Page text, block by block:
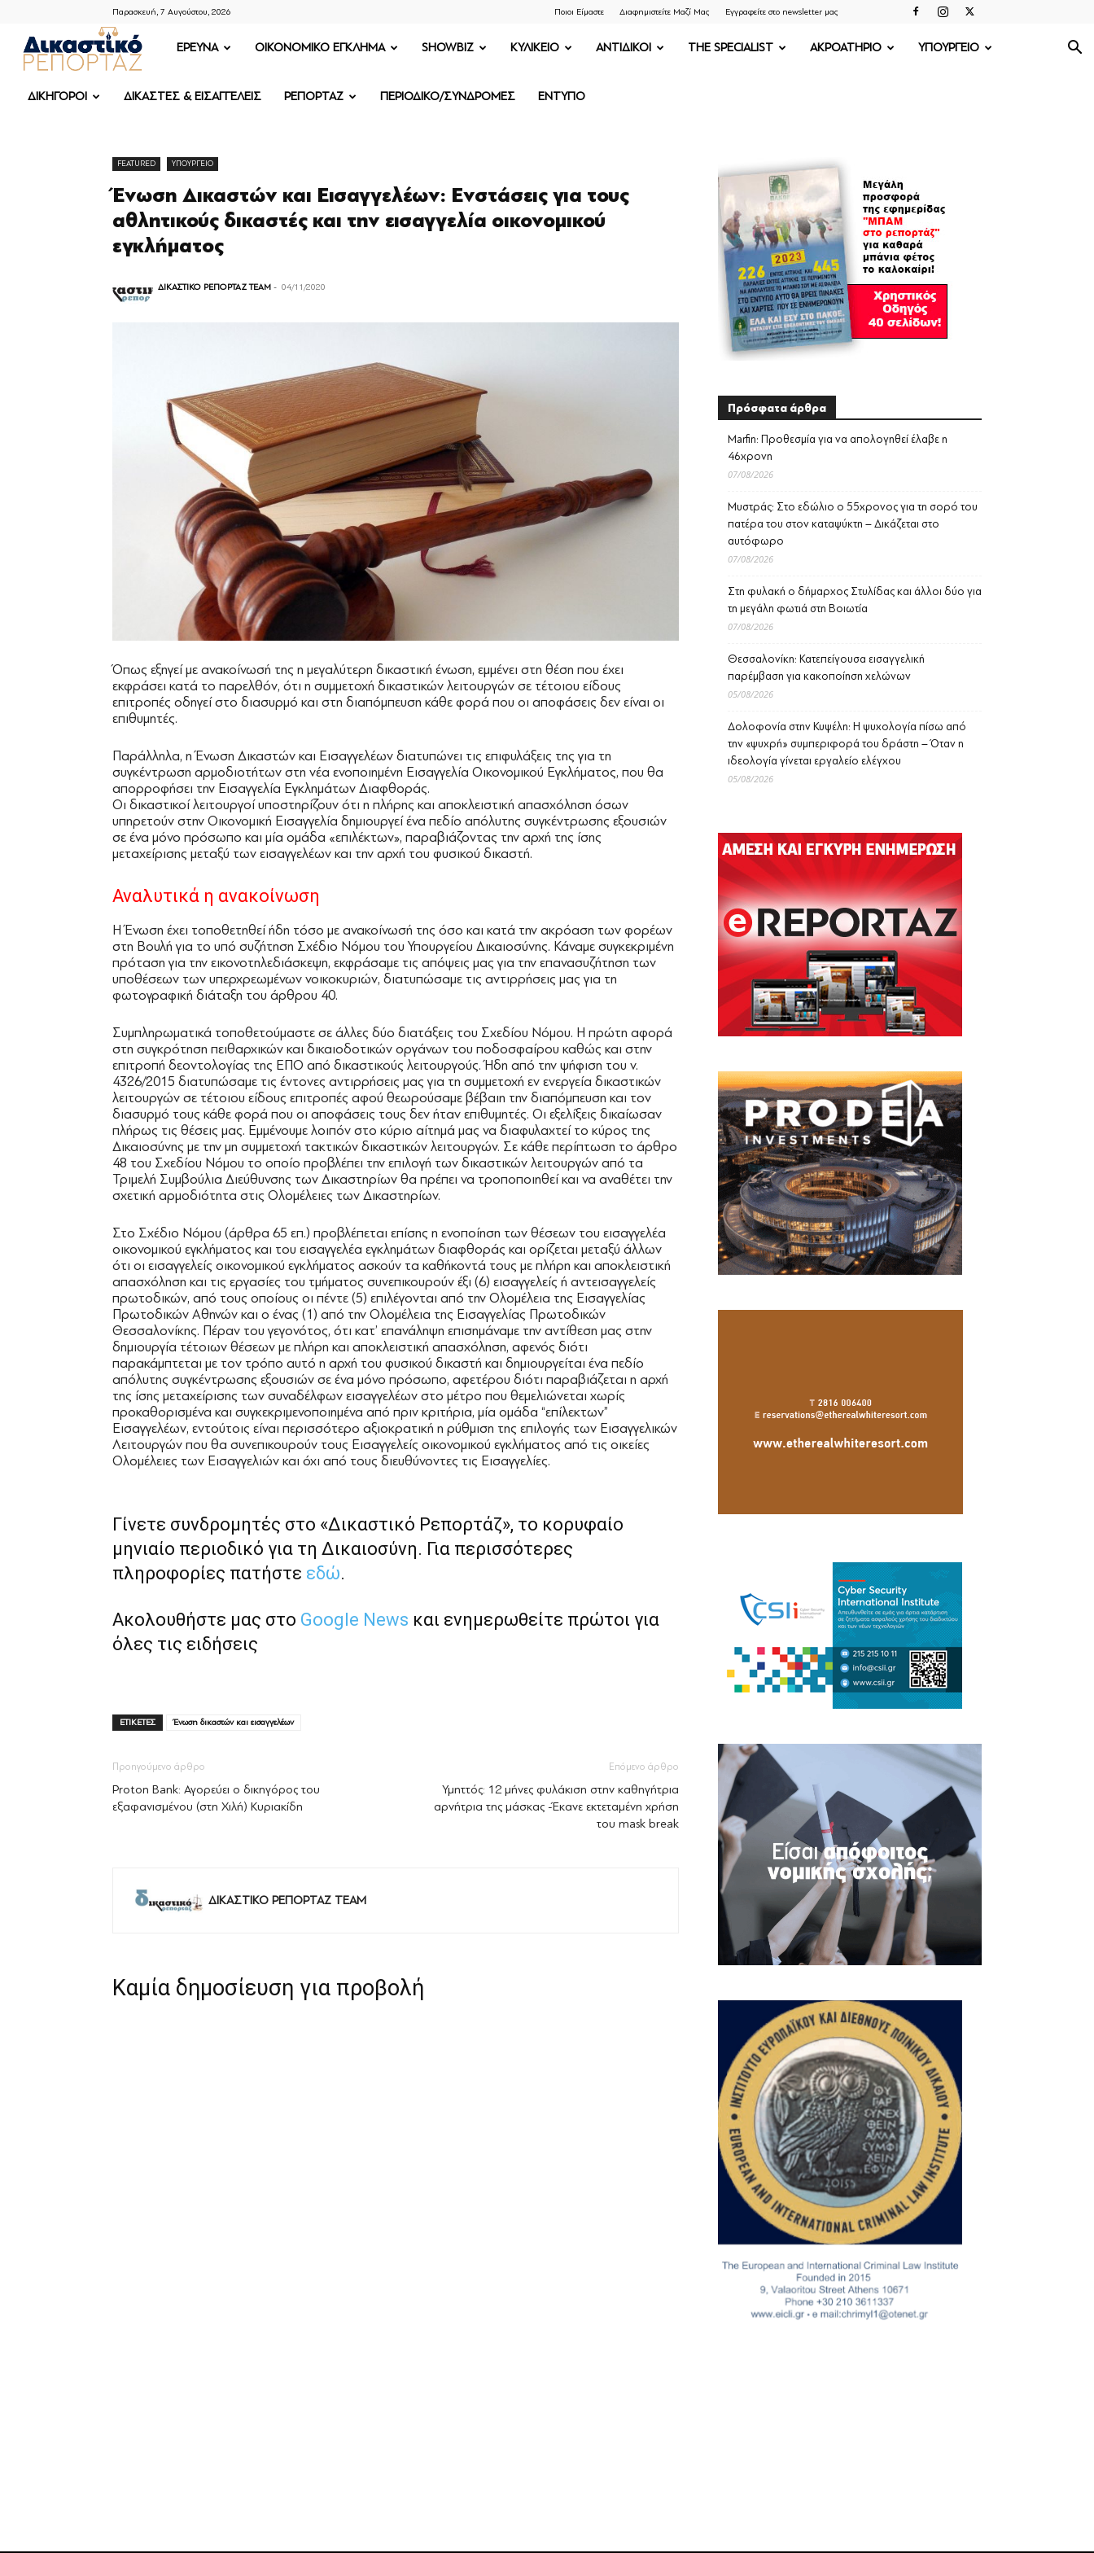
Παρασκευή, 7 Αυγούστου, 2026 Ποιοι Είμαστε Διαφημιστείτε Μαζί Μας Εγγραφείτε στο newsletter μας
ΔΙΚΑΣΤΙΚΟ
ΡΕΠΟΡΤΑΖ
ΕΡΕΥΝΑ OIKONOMIKO ΕΓΚΛΗΜΑ SHOWBIZ ΚΥΛΙΚΕΙΟ ΑΝΤΙΔΙΚΟΙ THE SPECIALIST ΑΚΡΟΑΤΗΡΙΟ ΥΠΟΥΡΓΕΙΟ
ΔΙΚΗΓΟΡΟΙ ΔΙΚΑΣΤΕΣ & ΕΙΣΑΓΓΕΛΕΙΣ ΡΕΠΟΡΤΑΖ ΠΕΡΙΟΔΙΚΟ/ΣΥΝΔΡΟΜΕΣ ΕΝΤΥΠΟ
FEATURED ΥΠΟΥΡΓΕΙΟ
Ένωση Δικαστών και Εισαγγελέων: Ενστάσεις για τους
αθλητικούς δικαστές και την εισαγγελία οικονομικού
εγκλήματος
ΔΙΚΑΣΤΙΚΟ ΡΕΠΟΡΤΑΖ TEAM - 04/11/2020
Όπως εξηγεί με ανακοίνωσή της η μεγαλύτερη δικαστική ένωση, εμμένει στη θέση που έχει
εκφράσει κατά το παρελθόν, ότι η συμμετοχή δικαστικών λειτουργών σε τέτοιου είδους
επιτροπές οδηγεί στο διασυρμό και στη διαπόμπευση κάθε φορά που οι αποφάσεις δεν είναι οι
επιθυμητές.
Παράλληλα, η Ένωση Δικαστών και Εισαγγελέων διατυπώνει τις επιφυλάξεις της για τη
συγκέντρωση αρμοδιοτήτων στη νέα ενοποιημένη Εισαγγελία Οικονομικού Εγκλήματος, που θα
απορροφήσει την Εισαγγελία Εγκλημάτων Διαφθοράς.
Οι δικαστικοί λειτουργοί υποστηρίζουν ότι η πλήρης και αποκλειστική απασχόληση όσων
υπηρετούν στην Οικονομική Εισαγγελία δημιουργεί ένα πεδίο απόλυτης συγκέντρωσης εξουσιών
σε ένα μόνο πρόσωπο και μία ομάδα «επιλέκτων», παραβιάζοντας την αρχή της ίσης
μεταχείρισης μεταξύ των εισαγγελέων και την αρχή του φυσικού δικαστή.
Αναλυτικά η ανακοίνωση
Η Ένωση έχει τοποθετηθεί ήδη τόσο με ανακοίνωσή της όσο και κατά την ακρόαση των φορέων
στη Βουλή για το υπό συζήτηση Σχέδιο Νόμου του Υπουργείου Δικαιοσύνης. Κάναμε συγκεκριμένη
πρόταση για την εικονοτηλεδιάσκεψη, εκφράσαμε τις απόψεις μας για την επανασυζήτηση των
υποθέσεων των υπερχρεωμένων νοικοκυριών, διατυπώσαμε τις αντιρρήσεις μας για τη
φωτογραφική διάταξη του άρθρου 40.
Συμπληρωματικά τοποθετούμαστε σε άλλες δύο διατάξεις του Σχεδίου Νόμου. Η πρώτη αφορά
στη συγκρότηση πειθαρχικών και δικαιοδοτικών οργάνων του ποδοσφαίρου καθώς και στην
επιτροπή δεοντολογίας της ΕΠΟ από δικαστικούς λειτουργούς. Ήδη από την ψήφιση του ν.
4326/2015 διατυπώσαμε τις έντονες αντιρρήσεις μας για τη συμμετοχή εν ενεργεία δικαστικών
λειτουργών σε τέτοιου είδους επιτροπές αφού θεωρούσαμε βέβαιη την διαπόμπευση και τον
διασυρμό τους κάθε φορά που οι αποφάσεις τους δεν ήταν επιθυμητές. Οι εξελίξεις δικαίωσαν
πλήρως τις θέσεις μας. Εμμένουμε λοιπόν στο κύριο αίτημά μας να διαφυλαχτεί το κύρος της
Δικαιοσύνης με την μη συμμετοχή τακτικών δικαστικών λειτουργών. Σε κάθε περίπτωση το άρθρο
48 του Σχεδίου Νόμου το οποίο προβλέπει την επιλογή των δικαστικών λειτουργών από τα
Τριμελή Συμβούλια Διεύθυνσης των Δικαστηρίων θα πρέπει να τροποποιηθεί και να αναθέτει την
σχετική αρμοδιότητα στις Ολομέλειες των Δικαστηρίων.
Στο Σχέδιο Νόμου (άρθρα 65 επ.) προβλέπεται επίσης η ενοποίηση των θέσεων του εισαγγελέα
οικονομικού εγκλήματος και του εισαγγελέα εγκλημάτων διαφθοράς και ορίζεται μεταξύ άλλων
ότι οι εισαγγελείς οικονομικού εγκλήματος ασκούν τα καθήκοντά τους με πλήρη και αποκλειστική
απασχόληση και τις εργασίες του τμήματος συνεπικουρούν έξι (6) εισαγγελείς ή αντεισαγγελείς
πρωτοδικών, από τους οποίους οι πέντε (5) επιλέγονται από την Ολομέλεια της Εισαγγελίας
Πρωτοδικών Αθηνών και ο ένας (1) από την Ολομέλεια της Εισαγγελίας Πρωτοδικών
Θεσσαλονίκης. Πέραν του γεγονότος, ότι κατ’ επανάληψη επισημάναμε την αντίθεση μας στην
δημιουργία τέτοιων θέσεων με πλήρη και αποκλειστική απασχόληση, αφενός διότι
παρακάμπτεται με τον τρόπο αυτό η αρχή του φυσικού δικαστή και δημιουργείται ένα πεδίο
απόλυτης συγκέντρωσης εξουσιών σε ένα μόνο πρόσωπο, αφετέρου διότι παραβιάζεται η αρχή
της ίσης μεταχείρισης των συναδέλφων εισαγγελέων στο μέτρο που θεμελιώνεται χωρίς
προκαθορισμένα και συγκεκριμενοποιημένα από πριν κριτήρια, μία ομάδα “επίλεκτων”
Εισαγγελέων, εντούτοις είναι περισσότερο αξιοκρατική η ρύθμιση της επιλογής των Εισαγγελικών
Λειτουργών που θα συνεπικουρούν τους Εισαγγελείς οικονομικού εγκλήματος από τις οικείες
Ολομέλειες των Εισαγγελιών και όχι από τους διευθύνοντες τις Εισαγγελίες.
Γίνετε συνδρομητές στο «Δικαστικό Ρεπορτάζ», το κορυφαίο
μηνιαίο περιοδικό για τη Δικαιοσύνη. Για περισσότερες
πληροφορίες πατήστε εδώ.
Ακολουθήστε μας στο Google News και ενημερωθείτε πρώτοι για
όλες τις ειδήσεις
ΕΤΙΚΕΤΕΣ Ένωση δικαστών και εισαγγελέων
Προηγούμενο άρθρο
Proton Bank: Αγορεύει ο δικηγόρος του
εξαφανισμένου (στη Χιλή) Κυριακίδη
Επόμενο άρθρο
Υμηττός: 12 μήνες φυλάκιση στην καθηγήτρια
αρνήτρια της μάσκας -Έκανε εκτεταμένη χρήση
του mask break
ΔΙΚΑΣΤΙΚΟ ΡΕΠΟΡΤΑΖ TEAM
Καμία δημοσίευση για προβολή
Πρόσφατα άρθρα
Marfin: Προθεσμία για να απολογηθεί έλαβε η
46χρονη
07/08/2026
Μυστράς: Στο εδώλιο ο 55χρονος για τη σορό του
πατέρα του στον καταψύκτη – Δικάζεται στο
αυτόφωρο
07/08/2026
Στη φυλακή ο δήμαρχος Στυλίδας και άλλοι δύο για
τη μεγάλη φωτιά στη Βοιωτία
07/08/2026
Θεσσαλονίκη: Κατεπείγουσα εισαγγελική
παρέμβαση για κακοποίηση χελώνων
05/08/2026
Δολοφονία στην Κυψέλη: Η ψυχολογία πίσω από
την «ψυχρή» συμπεριφορά του δράστη – Όταν η
ιδεολογία γίνεται εργαλείο ελέγχου
05/08/2026